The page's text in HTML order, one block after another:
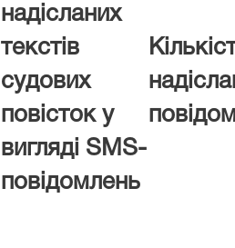
надісланих
текстів
судових
повісток у
вигляді SMS-
повідомлень